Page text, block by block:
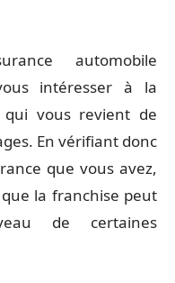
automobile
intéresser à la
qui vous revient de
En vérifiant donc
que vous avez,
la franchise peut
de certaines